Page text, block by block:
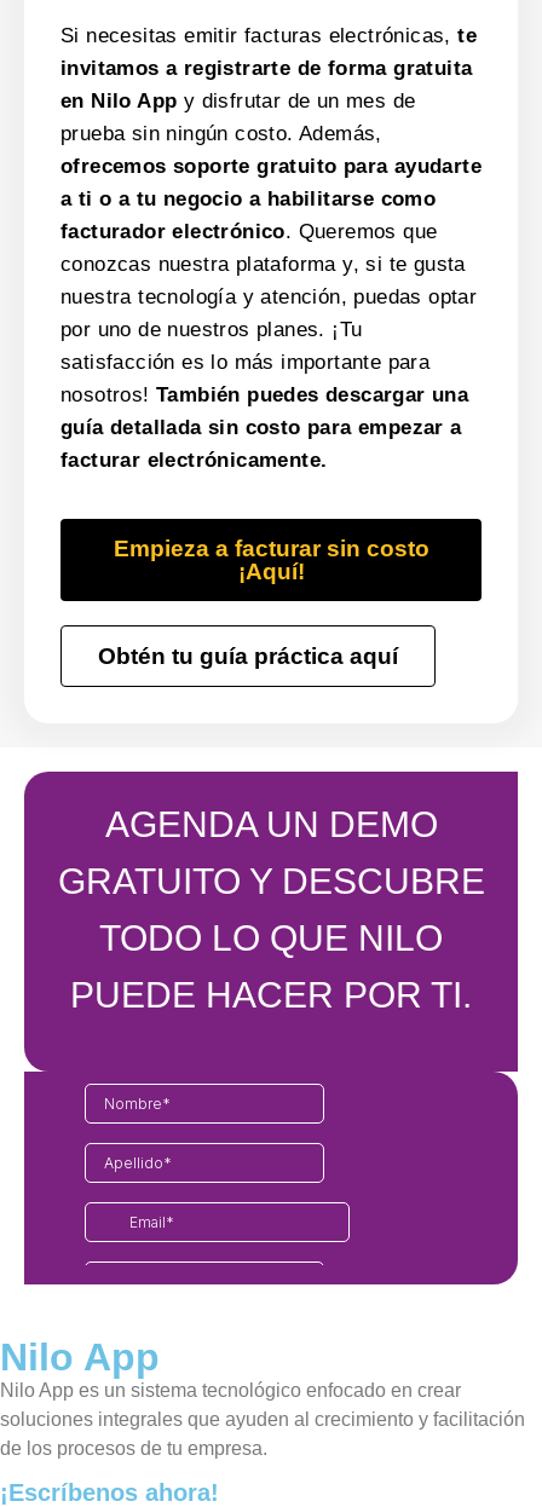
Si necesitas emitir facturas electrónicas,te
invitamos a registrarte de forma gratuita
en Nilo App y disfrutar de un mes de
prueba sin ningún costo. Además,
ofrecemos soporte gratuito para ayudarte
a ti o a tu negocio a habilitarse como
facturador electrónico. Queremos que
conozcas nuestra plataforma y, si te gusta
nuestra tecnología y atención, puedas optar
por uno de nuestros planes. ¡Tu
satisfacción es lo más importante para
nosotros!También puedes descargar una
guía detallada sin costo para empezar a
facturar electrónicamente.
Empieza a facturar sin costo
¡Aquí!
Obtén tu guía práctica aquí
AGENDA UN DEMO
GRATUITO Y DESCUBRE
TODO LO QUE NILO
PUEDE HACER POR TI.
Nilo App
Nilo App es un sistema tecnológico enfocado en crear
soluciones integrales que ayuden al crecimiento y facilitación
de los procesos de tu empresa.
¡Escríbenos ahora!